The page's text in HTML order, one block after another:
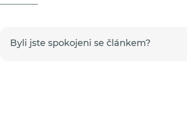
Byli jste spokojeni se článkem?